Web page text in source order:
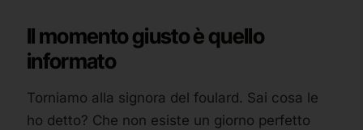
Il momento giusto è quello
informato
Torniamo alla signora del foulard. Sai cosa le
ho detto? Che non esiste un giorno perfetto